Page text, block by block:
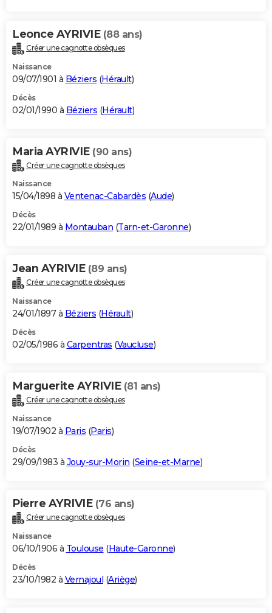
Leonce AYRIVIE (88 ans)
Créer une cagnotte obsèques
Naissance
09/07/1901 à Béziers (Hérault)
Décès
02/01/1990 à Béziers (Hérault)
Maria AYRIVIE (90 ans)
Créer une cagnotte obsèques
Naissance
15/04/1898 à Ventenac-Cabardès (Aude)
Décès
22/01/1989 à Montauban (Tarn-et-Garonne)
Jean AYRIVIE (89 ans)
Créer une cagnotte obsèques
Naissance
24/01/1897 à Béziers (Hérault)
Décès
02/05/1986 à Carpentras (Vaucluse)
Marguerite AYRIVIE (81 ans)
Créer une cagnotte obsèques
Naissance
19/07/1902 à Paris (Paris)
Décès
29/09/1983 à Jouy-sur-Morin (Seine-et-Marne)
Pierre AYRIVIE (76 ans)
Créer une cagnotte obsèques
Naissance
06/10/1906 à Toulouse (Haute-Garonne)
Décès
23/10/1982 à Vernajoul (Ariège)